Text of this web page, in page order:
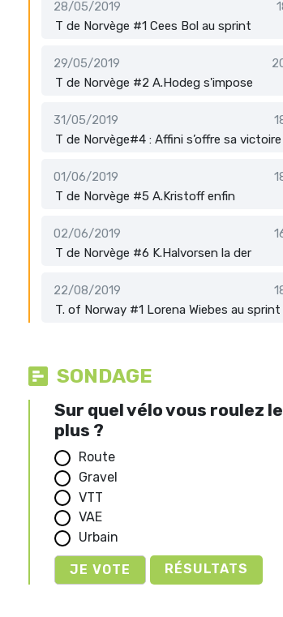
28/05/2019
T de Norvège #1 Cees Bol au sprint
29/05/2019
T de Norvège #2 A.Hodeg s'impose
31/05/2019
T de Norvège#4 : Affini s’offre sa victoire
01/06/2019
T de Norvège #5 A.Kristoff enfin
02/06/2019
T de Norvège #6 K.Halvorsen la der
22/08/2019
T. of Norway #1 Lorena Wiebes au sprint
SONDAGE
Sur quel vélo vous roulez le
plus ?
Route
Gravel
VTT
VAE
Urbain
RÉSULTATS